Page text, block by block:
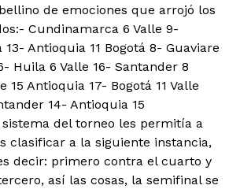
de emociones que arrojó los
- Cundinamarca 6 Valle 9-
13- Antioquia 11 Bogotá 8- Guaviare
- Huila 6 Valle 16- Santander 8
15 Antioquia 17- Bogotá 11 Valle
14- Antioquia 15
sistema del torneo les permitía a
clasificar a la siguiente instancia,
decir: primero contra el cuarto y
así las cosas, la semifinal se